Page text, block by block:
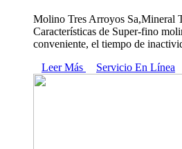
Molino Tres Arroyos Sa,Mineral
Características de Super-fino
conveniente, el tiempo de
Leer Más
Servicio En Línea